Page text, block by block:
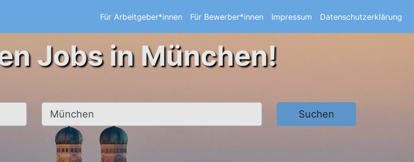
Für Arbeitgeber*innen Für Bewerber*innen Impressum Datenschutzerklärung
Jobs in München!
Ort, Stadt Suchen